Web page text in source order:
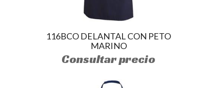
116BCO DELANTAL CON PETO
MARINO
Consultar precio